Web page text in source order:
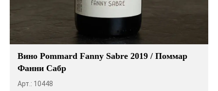
Вино Pommard Fanny Sabre 2019 / Поммар
Фанни Сабр
Арт.: 10448